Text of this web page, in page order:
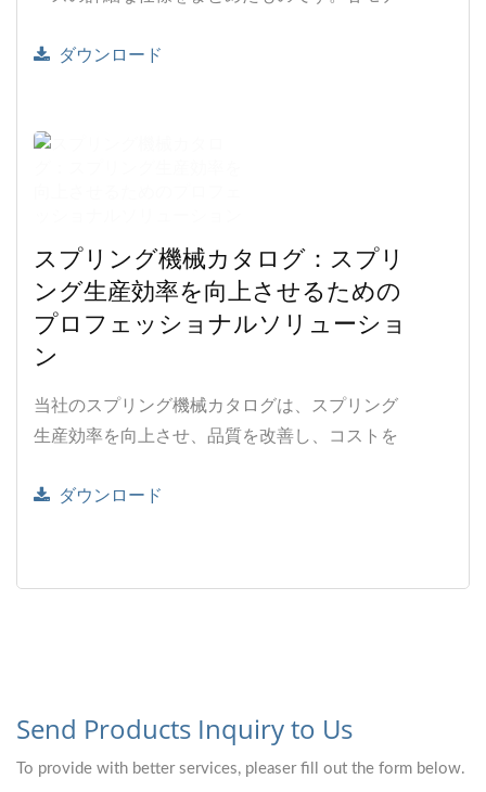
にし、お客様のニーズに最適なスプリングマシ
ダウンロード
スプリング機械カタログ：スプリ
ング生産効率を向上させるための
プロフェッショナルソリューショ
ン
当社のスプリング機械カタログは、スプリング
生産効率を向上させ、品質を改善し、コストを
します。
ダウンロード